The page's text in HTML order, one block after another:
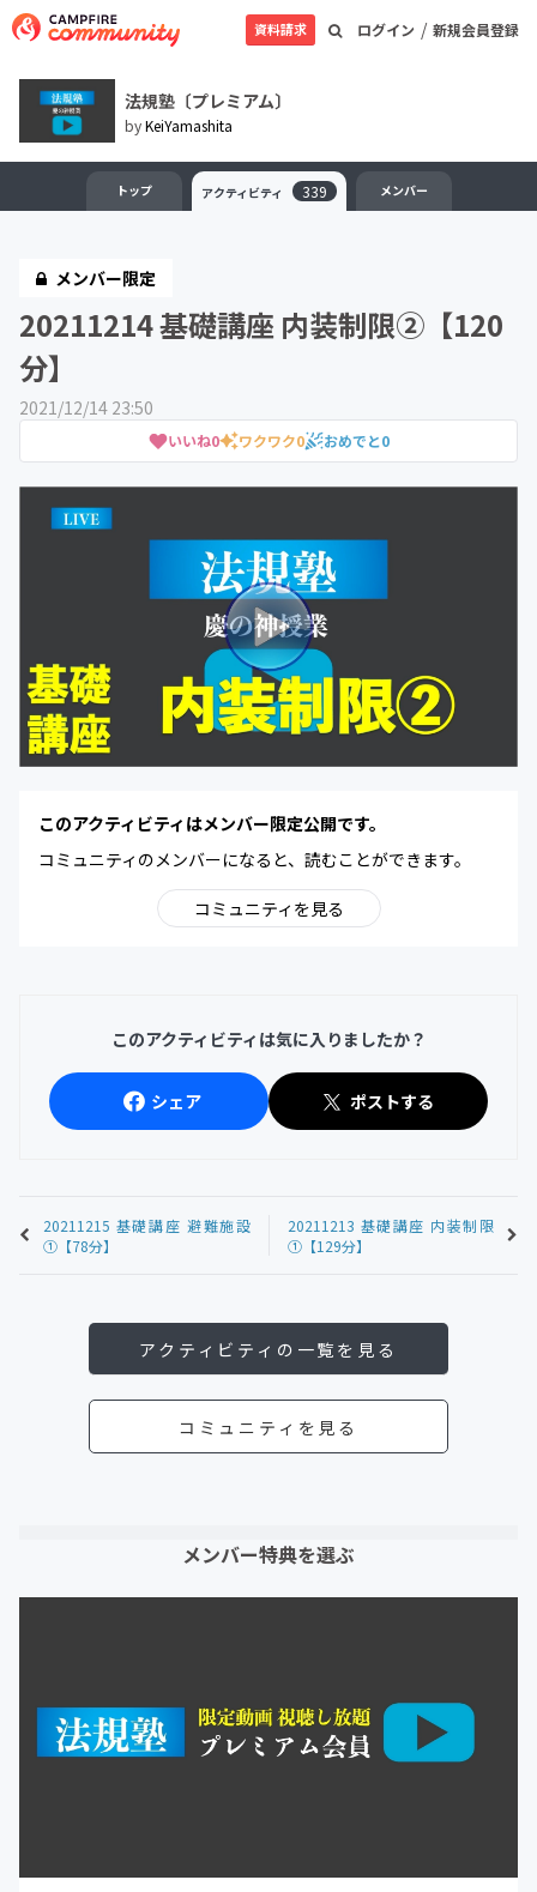
ログイン / 新規会員登録
資料請求
法規塾〔プレミアム〕
byKeiYamashita
トップ アクティビティ 339 メンバー
メンバー限定
20211214 基礎講座 内装制限②【120
分】
2021/12/14 23:50
いいね0 ワクワク0 おめでと0
このアクティビティはメンバー限定公開です。
コミュニティのメンバーになると、読むことができます。
コミュニティを見る
このアクティビティは気に入りましたか？
シェア ポストする
20211215 基礎講座 避難施設
①【78分】
20211213 基礎講座 内装制限
①【129分】
アクティビティの一覧を見る
コミュニティを見る
メンバー特典を選ぶ